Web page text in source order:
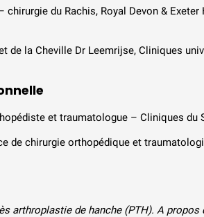
chirurgie du Rachis, Royal Devon &
de la Cheville Dr Leemrijse, Cliniques
et traumatologue – Cliniques du
de chirurgie orthopédique et
arthroplastie de hanche (PTH). A propos